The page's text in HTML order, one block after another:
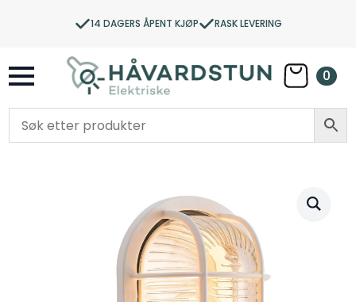
14 DAGERS ÅPENT KJØP RASK LEVERING
0